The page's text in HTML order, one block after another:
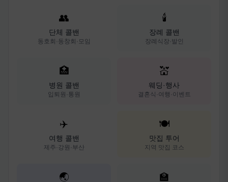
👥
단체 콜밴
동호회·동창회·모임
🕯️
장례 콜밴
장례식장·발인
🏥
병원 콜밴
입퇴원·통원
💒
웨딩·행사
결혼식·여행·이벤트
✈️
여행 콜밴
제주·강원·부산
🍽️
맛집 투어
지역 맛집 코스
🌏 🏫